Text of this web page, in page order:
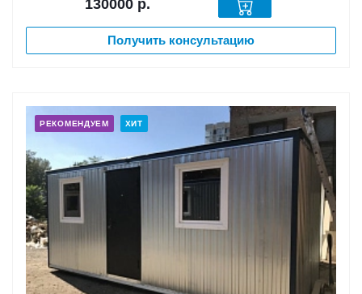
130000 р.
Получить консультацию
РЕКОМЕНДУЕМ ХИТ